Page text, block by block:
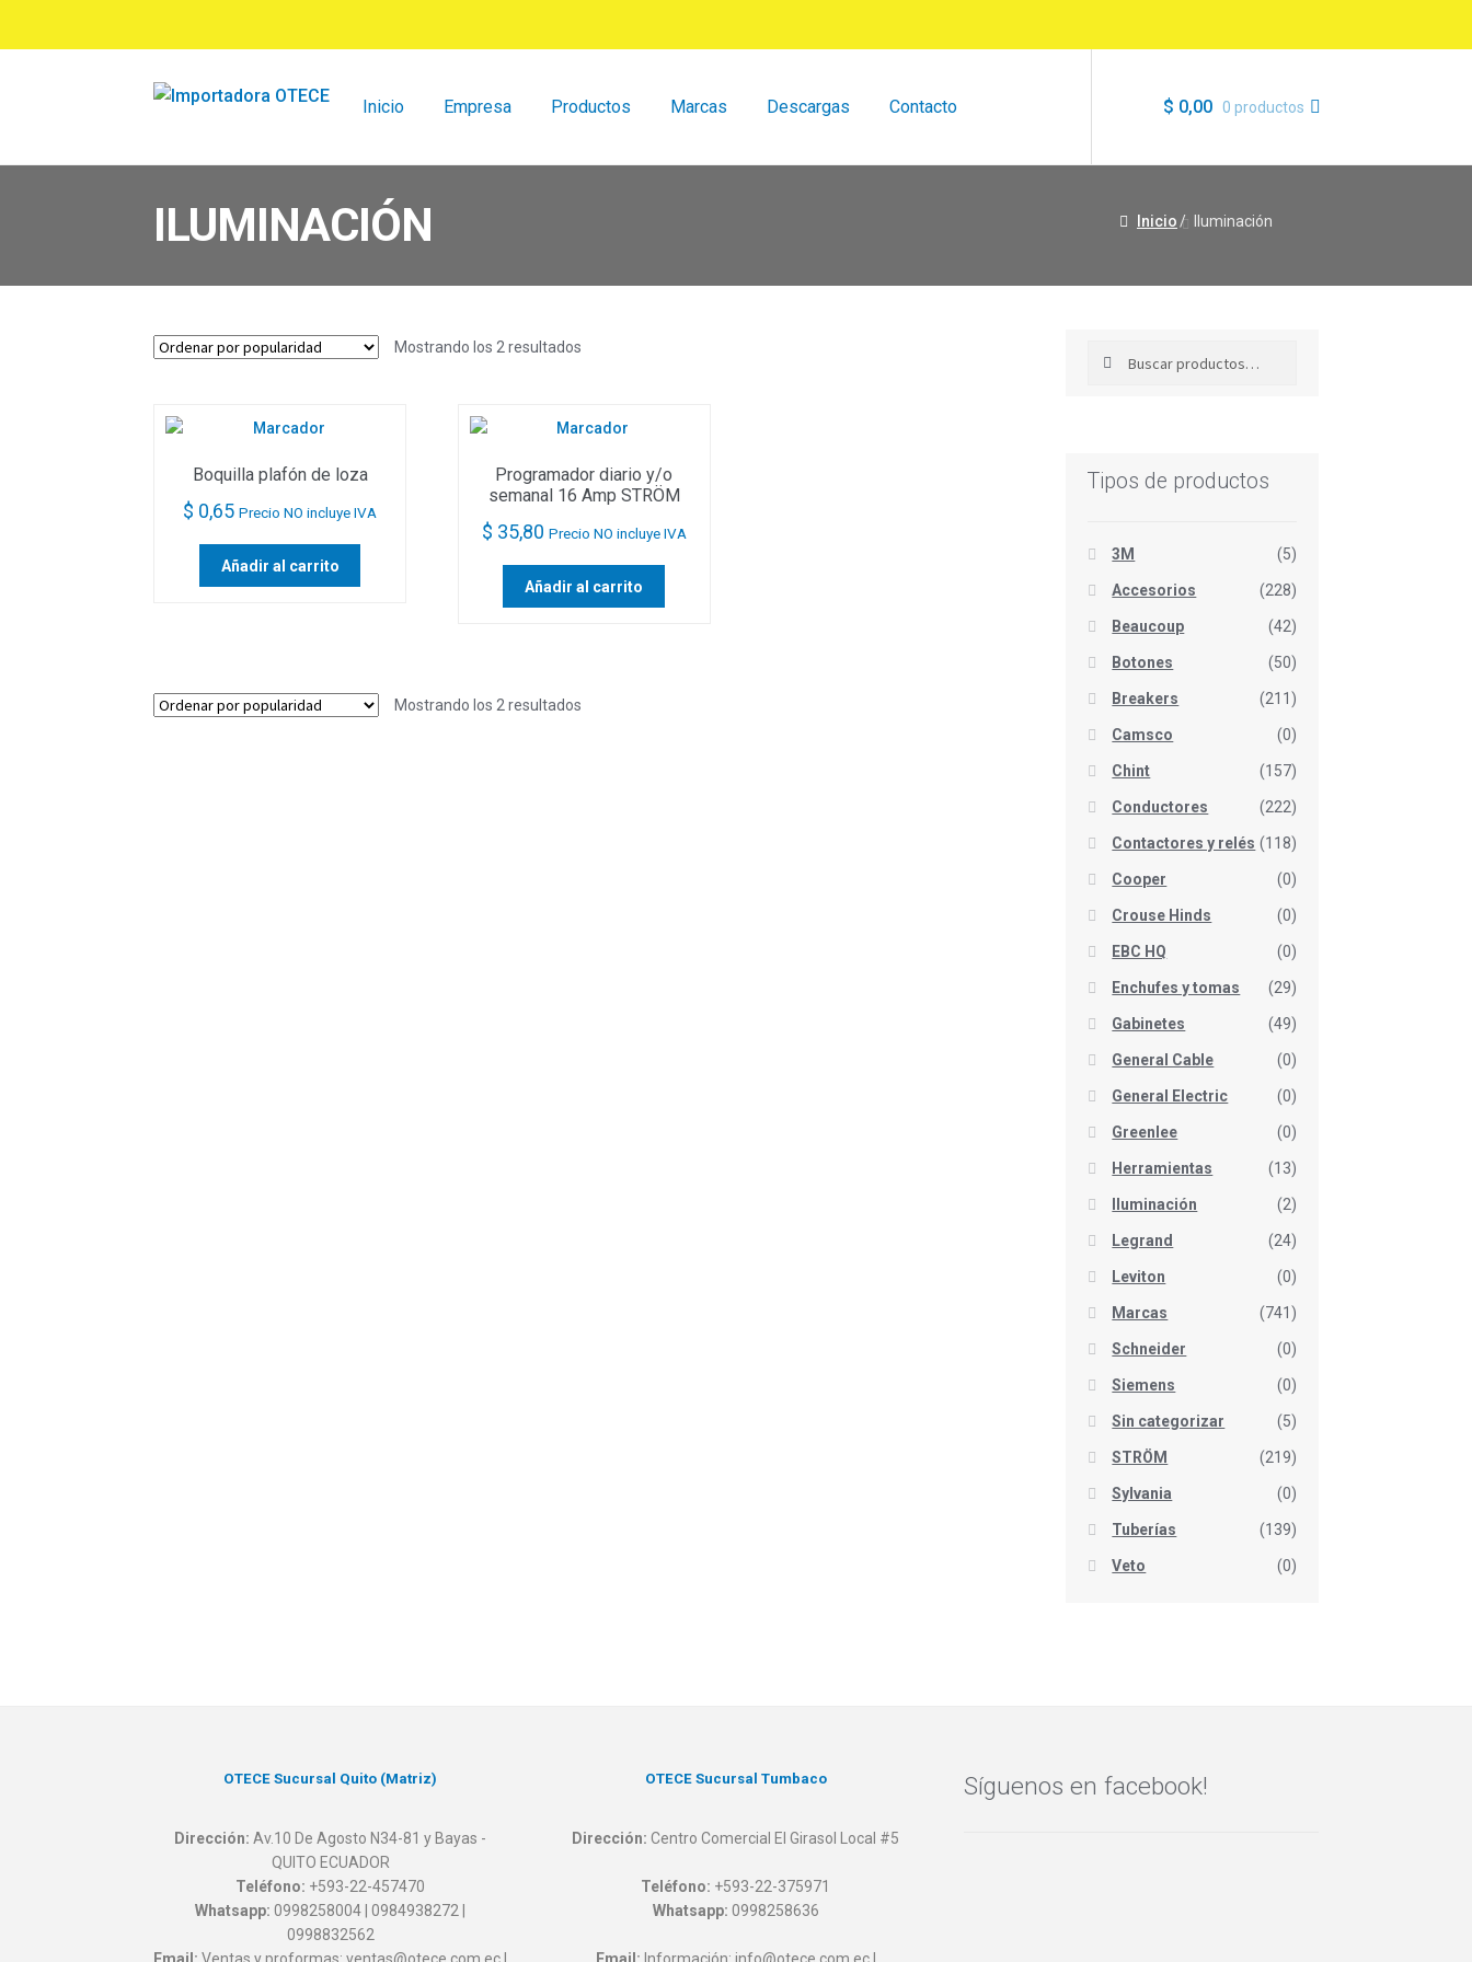
a
la
navegación
al
contenido
Inicio
Empresa Productos Marcas Descargas Contacto $ 0,00 0 productos
ILUMINACIÓN Inicio / Iluminación
Mostrando los 2 resultados
Boquilla plafón de loza
$ 0,65 Precio NO incluye IVA
Añadir al carrito
Programador diario y/o
semanal 16 Amp STRÖM
$ 35,80 Precio NO incluye IVA
Añadir al carrito
Mostrando los 2 resultados
Tipos de productos
3M (5)
Accesorios (228)
Beaucoup (42)
Botones (50)
Breakers (211)
Camsco (0)
Chint (157)
Conductores (222)
Contactores y relés (118)
Cooper (0)
Crouse Hinds (0)
EBC HQ (0)
Enchufes y tomas (29)
Gabinetes (49)
General Cable (0)
General Electric (0)
Greenlee (0)
Herramientas (13)
Iluminación (2)
Legrand (24)
Leviton (0)
Marcas (741)
Schneider (0)
Siemens (0)
Sin categorizar (5)
STRÖM (219)
Sylvania (0)
Tuberías (139)
Veto (0)
OTECE Sucursal Quito (Matriz)
Dirección: Av.10 De Agosto N34-81 y Bayas -
QUITO ECUADOR
Teléfono: +593-22-457470
Whatsapp: 0998258004 | 0984938272 |
0998832562
Email: Ventas y proformas: ventas@otece.com.ec |
OTECE Sucursal Tumbaco
Dirección: Centro Comercial El Girasol Local #5
Teléfono: +593-22-375971
Whatsapp: 0998258636
Email: Información: info@otece.com.ec |
Síguenos en facebook!